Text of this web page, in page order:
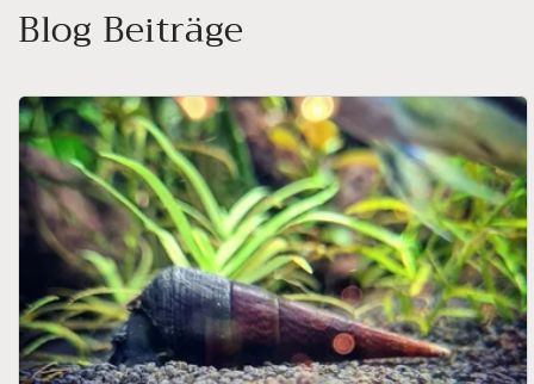
Blog Beiträge